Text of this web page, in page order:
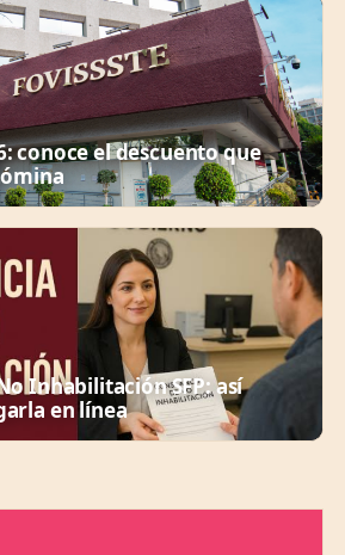
conoce el descuento que
Inhabilitación SFP: así
en línea